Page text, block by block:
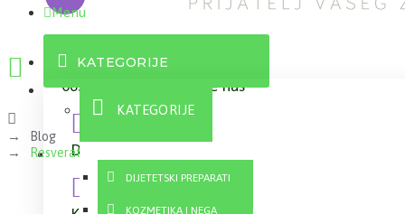
063 10 21 100 Pozovite nas
Dostava
Menu
KATEGORIJE
KATEGORIJE
DIJETETSKI PREPARATI
KOZMETIKA I NEGA
Blog
Resveratrol, čudotvorni antioksidans